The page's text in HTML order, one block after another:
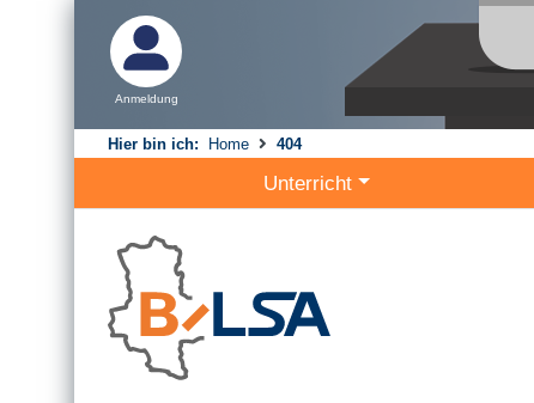
Anmeldung
Hier bin ich: Home 404
Unterricht